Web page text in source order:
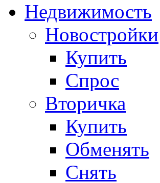
Недвижимость
Новостройки
Купить
Спрос
Вторичка
Купить
Обменять
Снять